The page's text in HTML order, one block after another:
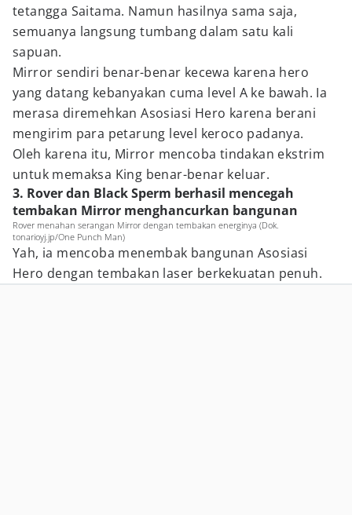
tetangga Saitama. Namun hasilnya sama saja,
semuanya langsung tumbang dalam satu kali
sapuan.
Mirror sendiri benar-benar kecewa karena hero
yang datang kebanyakan cuma level A ke bawah. Ia
merasa diremehkan Asosiasi Hero karena berani
mengirim para petarung level keroco padanya.
Oleh karena itu, Mirror mencoba tindakan ekstrim
untuk memaksa King benar-benar keluar.
3. Rover dan Black Sperm berhasil mencegah
tembakan Mirror menghancurkan bangunan
Rover menahan serangan Mirror dengan tembakan energinya (Dok.
tonarioyj.jp/One Punch Man)
Yah, ia mencoba menembak bangunan Asosiasi
Hero dengan tembakan laser berkekuatan penuh.